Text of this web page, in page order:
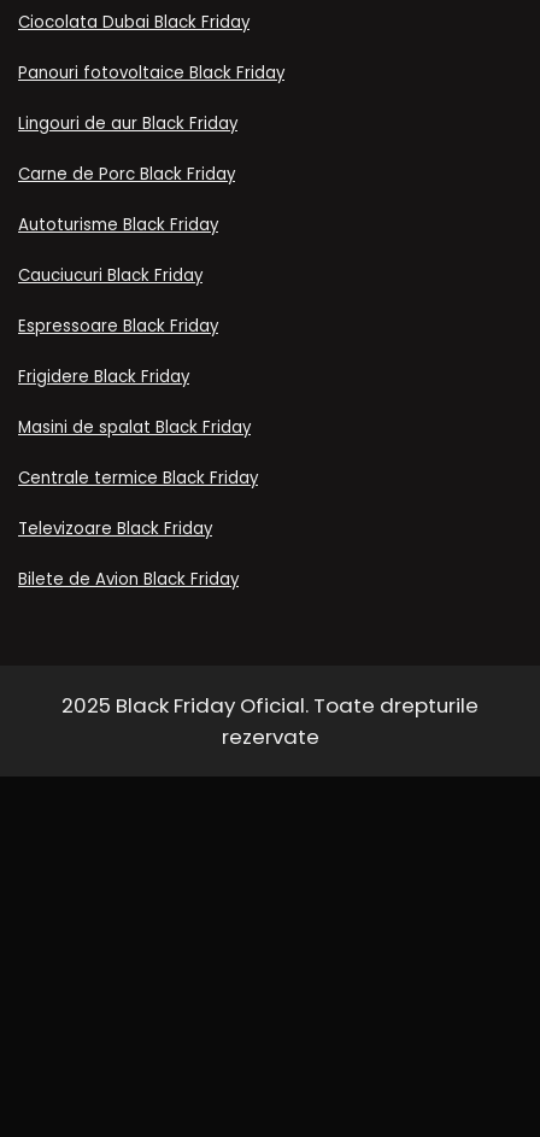
Ciocolata Dubai Black Friday
Panouri fotovoltaice Black Friday
Lingouri de aur Black Friday
Carne de Porc Black Friday
Autoturisme Black Friday
Cauciucuri Black Friday
Espressoare Black Friday
Frigidere Black Friday
Masini de spalat Black Friday
Centrale termice Black Friday
Televizoare Black Friday
Bilete de Avion Black Friday
2025 Black Friday Oficial. Toate drepturile
rezervate